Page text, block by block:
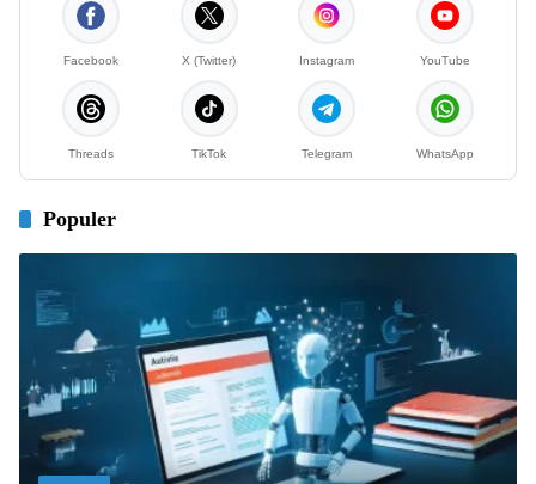
Facebook X (Twitter) Instagram YouTube
Threads TikTok Telegram WhatsApp
Populer